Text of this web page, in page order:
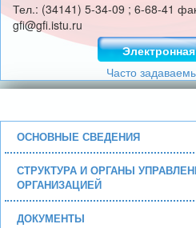
Тел.: (34141) 5-34-09 ; 6-68-41
gfi@gfi.istu.ru
Часто
ОСНОВНЫЕ СВЕДЕНИЯ
СТРУКТУРА И ОРГАНЫ
ОРГАНИЗАЦИЕЙ
ДОКУМЕНТЫ